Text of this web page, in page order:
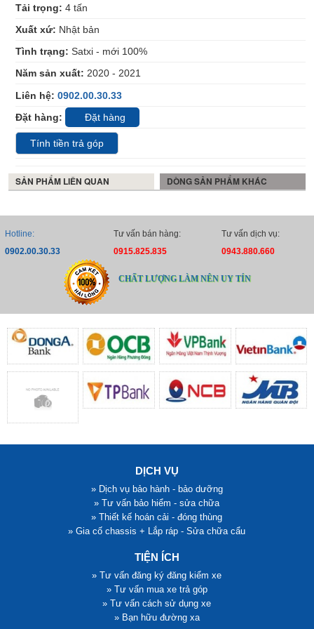
Tải trọng: 4tấn
Xuất xứ: Nhật bản
Tình trạng: Satxi - mới 100%
Năm sản xuất: 2020 - 2021
Liên hệ: 0902.00.30.33
Đặt hàng:
Đặt hàng
Tính tiền trả góp
SẢN PHẨM LIÊN QUAN DÒNG SẢN PHẨM KHÁC
Hotline:
0902.00.30.33
Tư vấn bán hàng:
0915.825.835
Tư vấn dịch vụ:
0943.880.660
CHẤT LƯỢNG LÀM NÊN UY TÍN
DỊCH VỤ
» Dịch vụ bảo hành - bảo dưỡng
» Tư vấn bảo hiểm - sửa chữa
» Thiết kế hoán cải - đóng thùng
» Gia cố chassis + Lắp ráp - Sửa chữa cẩu
TIỆN ÍCH
» Tư vấn đăng ký đăng kiểm xe
» Tư vấn mua xe trả góp
» Tư vấn cách sử dụng xe
» Bạn hữu đường xa